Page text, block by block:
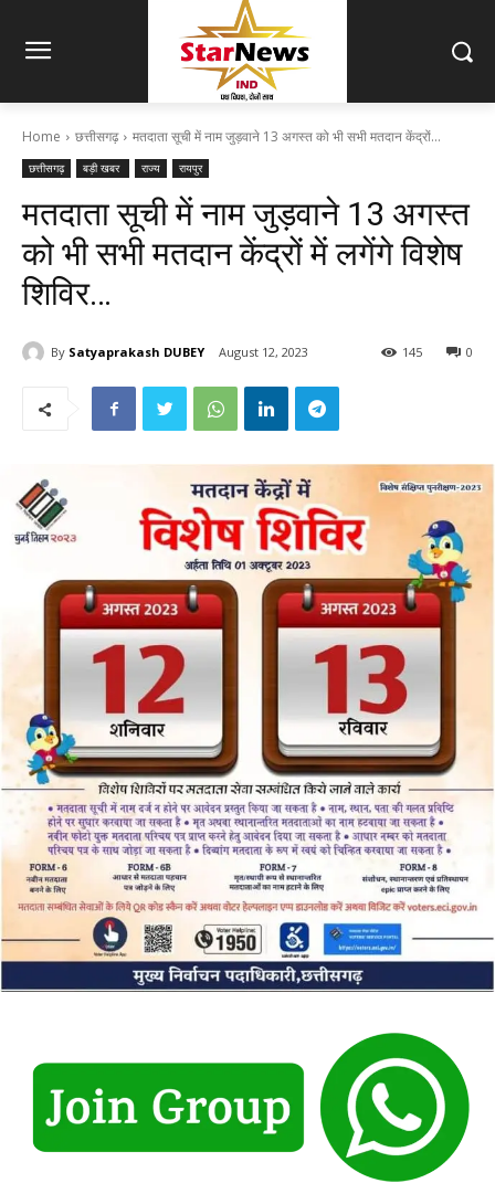
Home छत्तीसगढ़ मतदाता सूची में नाम जुड़वाने 13 अगस्त को भी सभी मतदान केंद्रों...
छत्तीसगढ़ बड़ी खबर राज्य रायपुर
मतदाता सूची में नाम जुड़वाने 13 अगस्त
को भी सभी मतदान केंद्रों में लगेंगे विशेष
शिविर…
By Satyaprakash DUBEY August 12, 2023 0
145